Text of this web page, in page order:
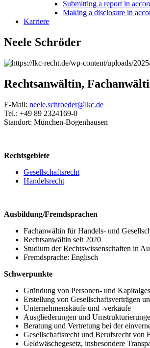
Submitting a report in
Making a disclosure in
Karriere
Neele Schröder
Rechtsanwältin,
E-Mail: neele.schroeder@lkc.de
Tel.: +49 89 2324169-0
Standort: München-Bogenhausen
Rechtsgebiete
Gesellschaftsrecht
Handelsrecht
Ausbildung/Fremdsprachen
Fachanwältin für Handels- und
Rechtsanwältin seit 2020
Studium der Rechtswissenschaften in
Fremdsprache: Englisch
Schwerpunkte
Gründung von Personen- und
Erstellung von Gesellschaftsverträgen
Unternehmenskäufe und -verkäufe
Ausgliederungen und
Beratung und Vertretung bei der
Gesellschaftsrecht und Berufsrecht von
Geldwäschegesetz, insbesondere